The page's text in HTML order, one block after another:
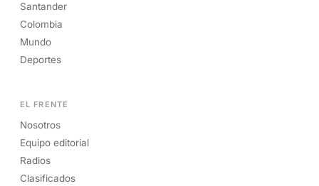
Santander
Colombia
Mundo
Deportes
EL FRENTE
Nosotros
Equipo editorial
Radios
Clasificados